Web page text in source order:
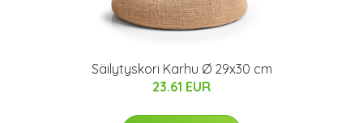
Säilytyskori Karhu Ø 29x30 cm
23.61 EUR